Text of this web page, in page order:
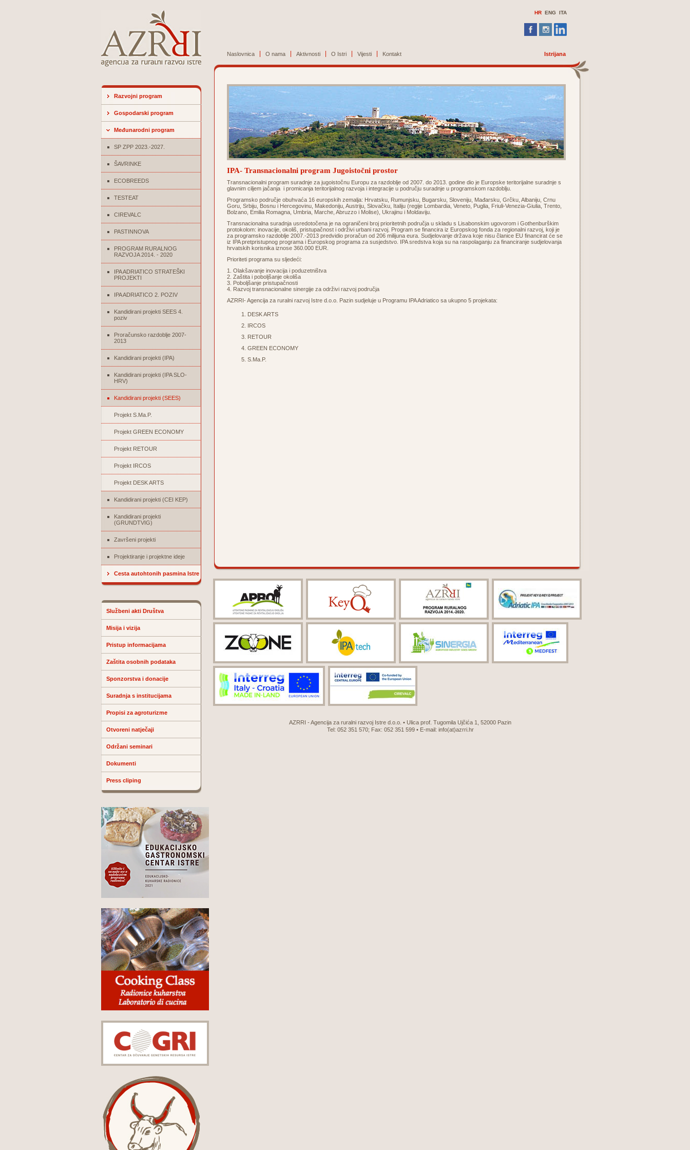
HR ENG ITA
Naslovnica O nama Aktivnosti O Istri Vijesti Kontakt Istrijana
Razvojni program
Gospodarski program
Međunarodni program
SP ZPP 2023.-2027.
ŠAVRINKE
ECOBREEDS
TESTEAT
CIREVALC
PASTINNOVA
PROGRAM RURALNOG
RAZVOJA 2014. - 2020
IPA ADRIATICO STRATEŠKI
PROJEKTI
IPA ADRIATICO 2. POZIV
Kandidirani projekti SEES 4.
poziv
Proračunsko razdoblje 2007-
2013
Kandidirani projekti (IPA)
Kandidirani projekti (IPA SLO-
HRV)
Kandidirani projekti (SEES)
Projekt S.Ma.P.
Projekt GREEN ECONOMY
Projekt RETOUR
Projekt IRCOS
Projekt DESK ARTS
Kandidirani projekti (CEI KEP)
Kandidirani projekti
(GRUNDTVIG)
Završeni projekti
Projektiranje i projektne ideje
Cesta autohtonih pasmina Istre
Službeni akti Društva
Misija i vizija
Pristup informacijama
Zaštita osobnih podataka
Sponzorstva i donacije
Suradnja s institucijama
Propisi za agroturizme
Otvoreni natječaji
Održani seminari
Dokumenti
Press cliping
IPA- Transnacionalni program Jugoistočni prostor
Transnacionalni program suradnje za jugoistočnu Europu za razdoblje od 2007. do 2013. godine dio je Europske teritorijalne suradnje s
glavnim ciljem jačanja i promicanja teritorijalnog razvoja i integracije u području suradnje u programskom razdoblju.
Programsko područje obuhvaća 16 europskih zemalja: Hrvatsku, Rumunjsku, Bugarsku, Sloveniju, Mađarsku, Grčku, Albaniju, Crnu
Goru, Srbiju, Bosnu i Hercegovinu, Makedoniju, Austriju, Slovačku, Italiju (regije Lombardia, Veneto, Puglia, Friuli-Venezia-Giulia, Trento,
Bolzano, Emilia Romagna, Umbria, Marche, Abruzzo i Molise), Ukrajinu i Moldaviju.
Transnacionalna suradnja usredotočena je na ograničeni broj prioritetnih područja u skladu s Lisabonskim ugovorom i Gothenburškim
protokolom: inovacije, okoliš, pristupačnost i održivi urbani razvoj. Program se financira iz Europskog fonda za regionalni razvoj, koji je
za programsko razdoblje 2007.-2013 predvidio proračun od 206 milijuna eura. Sudjelovanje država koje nisu članice EU financirat će se
iz IPA pretpristupnog programa i Europskog programa za susjedstvo. IPA sredstva koja su na raspolaganju za financiranje sudjelovanja
hrvatskih korisnika iznose 360.000 EUR.
Prioriteti programa su sljedeći:
1. Olakšavanje inovacija i poduzetništva
2. Zaštita i poboljšanje okoliša
3. Poboljšanje pristupačnosti
4. Razvoj transnacionalne sinergije za održivi razvoj područja
AZRRI- Agencija za ruralni razvoj Istre d.o.o. Pazin sudjeluje u Programu IPA Adriatico sa ukupno 5 projekata:
DESK ARTS
IRCOS
RETOUR
GREEN ECONOMY
S.Ma.P.
AZRRI - Agencija za ruralni razvoj Istre d.o.o. • Ulica prof. Tugomila Ujčića 1, 52000 Pazin
Tel: 052 351 570; Fax: 052 351 599 • E-mail: info(at)azrri.hr